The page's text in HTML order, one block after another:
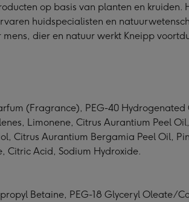
op basis van planten en
huidspecialisten en
dier en natuur werkt Kneipp
(Fragrance), PEG-40
Limonene, Citrus Aurantium Peel
Citrus Aurantium Bergamia Peel Oil,
Citric Acid, Sodium Hydroxide.
Betaine, PEG-18 Glyceryl Oleate/